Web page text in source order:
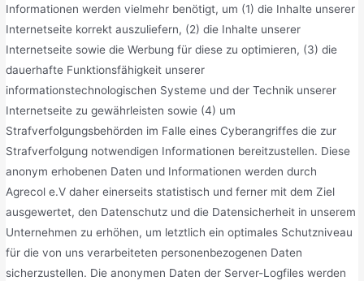
Informationen werden vielmehr benötigt, um (1) die Inhalte unserer
Internetseite korrekt auszuliefern, (2) die Inhalte unserer
Internetseite sowie die Werbung für diese zu optimieren, (3) die
dauerhafte Funktionsfähigkeit unserer
informationstechnologischen Systeme und der Technik unserer
Internetseite zu gewährleisten sowie (4) um
Strafverfolgungsbehörden im Falle eines Cyberangriffes die zur
Strafverfolgung notwendigen Informationen bereitzustellen. Diese
anonym erhobenen Daten und Informationen werden durch
Agrecol e.V daher einerseits statistisch und ferner mit dem Ziel
ausgewertet, den Datenschutz und die Datensicherheit in unserem
Unternehmen zu erhöhen, um letztlich ein optimales Schutzniveau
für die von uns verarbeiteten personenbezogenen Daten
sicherzustellen. Die anonymen Daten der Server-Logfiles werden